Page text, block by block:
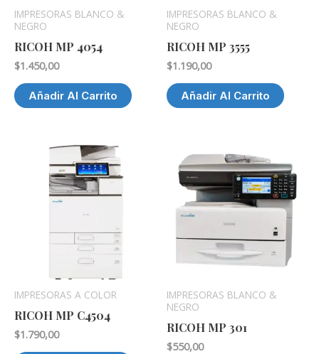
IMPRESORAS BLANCO &
NEGRO
RICOH MP 4054
$1.450,00
Añadir Al Carrito
IMPRESORAS BLANCO &
NEGRO
RICOH MP 3555
$1.190,00
Añadir Al Carrito
IMPRESORAS A COLOR
RICOH MP C4504
$1.790,00
IMPRESORAS BLANCO &
NEGRO
RICOH MP 301
$550,00